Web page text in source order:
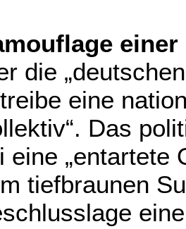
die
eine
Das
eine „entartete
tiefbraunen